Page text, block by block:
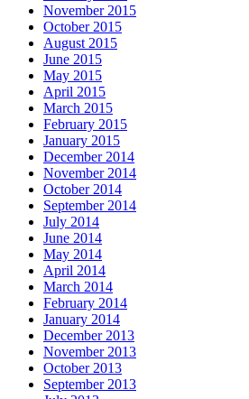
November 2015
October 2015
August 2015
June 2015
May 2015
April 2015
March 2015
February 2015
January 2015
December 2014
November 2014
October 2014
September 2014
July 2014
June 2014
May 2014
April 2014
March 2014
February 2014
January 2014
December 2013
November 2013
October 2013
September 2013